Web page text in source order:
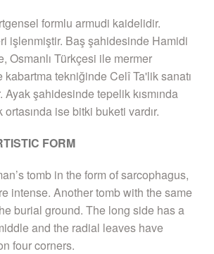
formlu armudi kaidelidir.
işlenmiştir. Baş şahidesinde Hamidi
Osmanlı Türkçesi ile mermer
tekniğinde Celî Ta'lik sanatı
şahidesinde tepelik kısmında
ise bitki buketi vardır.
FORM
tomb in the form of sarcophagus,
intense. Another tomb with the same
burial ground. The long side has a
and the radial leaves have
four corners.